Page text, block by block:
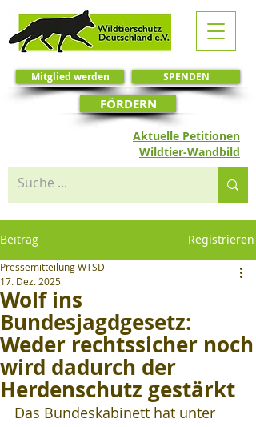
SPENDEN
Mitglied werden
Aktuelle Petitionen
FÖRDERN
Wildtier-Wandbild
Beitrag Registrieren
Wolf ins
Bundesjagdgesetz:
Weder rechtssicher noch
wird dadurch der
Herdenschutz gestärkt
Pressemitteilung WTSD
17. Dez. 2025
Das Bundeskabinett hat unter